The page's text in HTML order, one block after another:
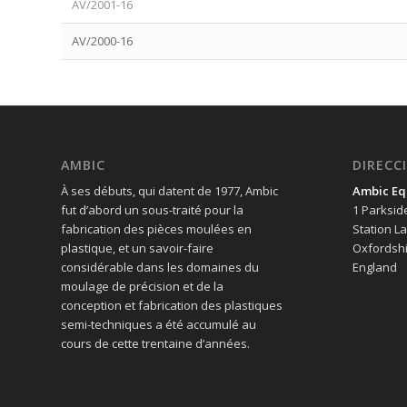
AV/2001-16
AV/2000-16
AMBIC
À ses débuts, qui datent de 1977, Ambic
fut d’abord un sous-traité pour la
fabrication des pièces moulées en
plastique, et un savoir-faire
considérable dans les domaines du
moulage de précision et de la
conception et fabrication des plastiques
semi-techniques a été accumulé au
cours de cette trentaine d’années.
Ambic
1
Station
England